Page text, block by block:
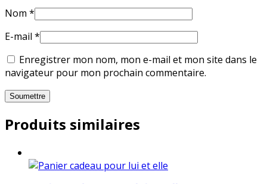
Nom *
E-mail *
Enregistrer mon nom, mon e-mail et mon site dans le
navigateur pour mon prochain commentaire.
Produits similaires